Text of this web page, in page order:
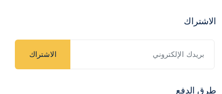
الاشتراك
الاشتراك
طرق الدفع